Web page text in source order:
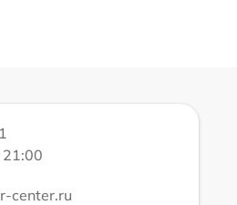
center.ru